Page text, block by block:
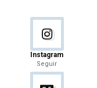
Instagram
Seguir